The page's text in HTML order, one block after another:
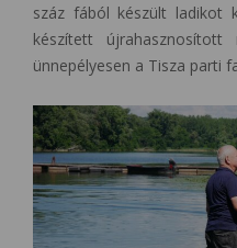
száz fából készült ladikot
készített
ünnepélyesen a Tisza parti